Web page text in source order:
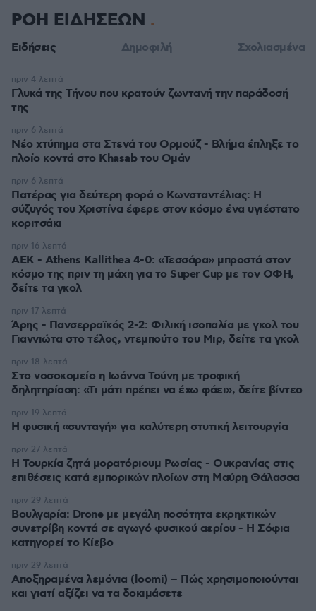
ΡΟΗ ΕΙΔΗΣΕΩΝ
Ειδήσεις Δημοφιλή Σχολιασμένα
Γλυκά της Τήνου που κρατούν ζωντανή την παράδοσή
της
πριν 4 λεπτά
Νέο χτύπημα στα Στενά του Ορμούζ - Βλήμα έπληξε το
πλοίο κοντά στο Khasab του Ομάν
πριν 6 λεπτά
Πατέρας για δεύτερη φορά ο Κωνσταντέλιας: Η
σύζυγός του Χριστίνα έφερε στον κόσμο ένα υγιέστατο
κοριτσάκι
πριν 6 λεπτά
ΑΕΚ - Athens Kallithea 4-0: «Τεσσάρα» μπροστά στον
κόσμο της πριν τη μάχη για το Super Cup με τον ΟΦΗ,
δείτε τα γκολ
πριν 16 λεπτά
Άρης - Πανσερραϊκός 2-2: Φιλική ισοπαλία με γκολ του
Γιαννιώτα στο τέλος, ντεμπούτο του Μιρ, δείτε τα γκολ
πριν 17 λεπτά
Στο νοσοκομείο η Ιωάννα Τούνη με τροφική
δηλητηρίαση: «Τι μάτι πρέπει να έχω φάει», δείτε βίντεο
πριν 18 λεπτά
Η φυσική «συνταγή» για καλύτερη στυτική λειτουργία
πριν 19 λεπτά
Η Τουρκία ζητά μορατόριουμ Ρωσίας - Ουκρανίας στις
επιθέσεις κατά εμπορικών πλοίων στη Μαύρη Θάλασσα
πριν 27 λεπτά
Βουλγαρία: Drone με μεγάλη ποσότητα εκρηκτικών
συνετρίβη κοντά σε αγωγό φυσικού αερίου - Η Σόφια
κατηγορεί το Κίεβο
πριν 29 λεπτά
Αποξηραμένα λεμόνια (loomi) – Πώς χρησιμοποιούνται
και γιατί αξίζει να τα δοκιμάσετε
πριν 29 λεπτά